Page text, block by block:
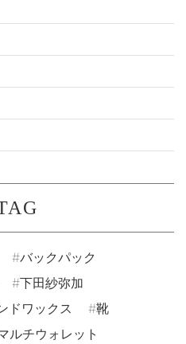
バックパック
下田紗弥加
ドワックス
靴
ルチウォレット